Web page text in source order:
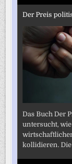
Der Preis
Das Buch Der
untersucht,
kollidieren.